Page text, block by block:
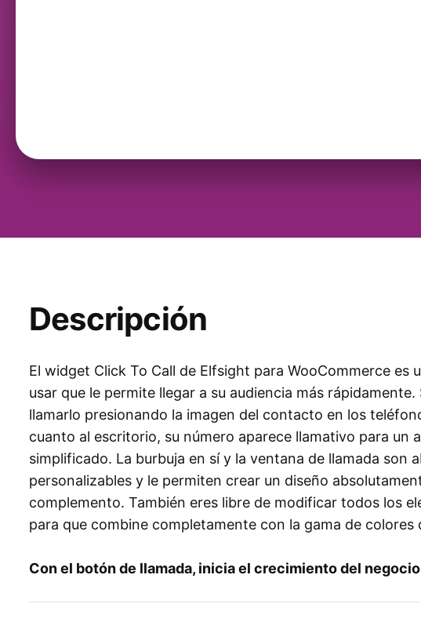
Descripción
El widget Click To Call de Elfsight para WooCommerce es
usar que le permite llegar a su audiencia más
llamarlo presionando la imagen del contacto en los
cuanto al escritorio, su número aparece llamativo para un
simplificado. La burbuja en sí y la ventana de llamada son
personalizables y le permiten crear un diseño
complemento. También eres libre de modificar todos los
para que combine completamente con la gama de colores
Con el botón de llamada, inicia el crecimiento del